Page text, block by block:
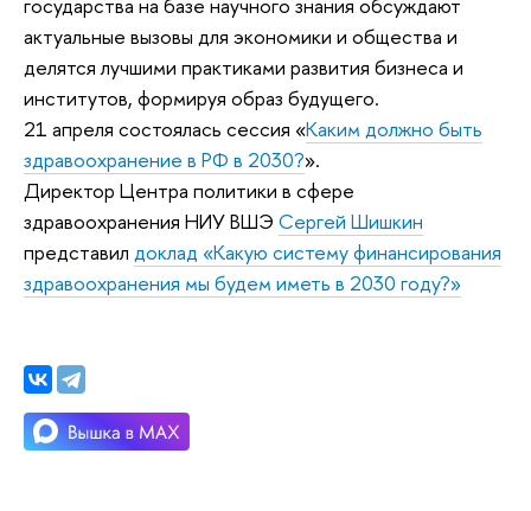
актуальные вызовы для экономики и общества и
делятся лучшими практиками развития бизнеса и
институтов, формируя образ будущего.
21 апреля состоялась сессия «Каким должно быть
здравоохранение в РФ в 2030?».
Директор Центра политики в сфере
здравоохранения НИУ ВШЭ Сергей Шишкин
представил доклад «Какую систему финансирования
здравоохранения мы будем иметь в 2030 году?»